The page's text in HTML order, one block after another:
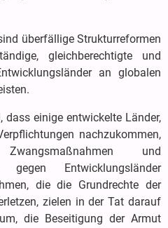
überfällige Strukturreformen
gleichberechtigte und
an globalen
dass einige entwickelte Länder,
nachzukommen,
und
gegen Entwicklungsländer
die die Grundrechte der
zielen in der Tat darauf
die Beseitigung der Armut